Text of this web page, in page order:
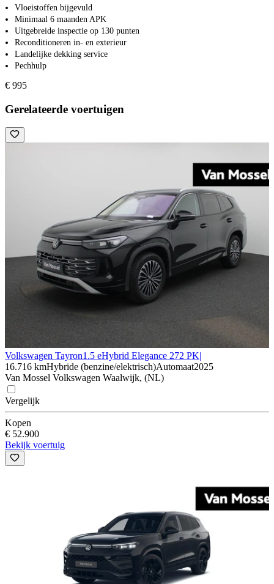
Vloeistoffen bijgevuld
Minimaal 6 maanden APK
Uitgebreide inspectie op 130 punten
Reconditioneren in- en exterieur
Landelijke dekking service
Pechhulp
€ 995
Gerelateerde voertuigen
Volkswagen Tayron1.5 eHybrid Elegance 272 PK|
16.716 kmHybride (benzine/elektrisch)Automaat2025
Van Mossel Volkswagen Waalwijk, (NL)
Vergelijk
Kopen
€ 52.900
Bekijk voertuig